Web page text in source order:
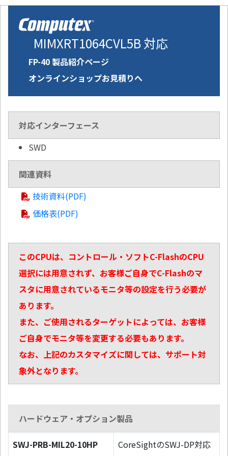
MIMXRT1064CVL5B 対応
FP-40 製品紹介ページ
オンラインショップお見積りへ
対応インターフェース
SWD
関連資料
技術資料(PDF)
価格表(PDF)
このCPUは、コントロール・ソフトC-FlashのCPU
選択には用意されず、お客様ご自身でC-Flashのマ
スタに用意されているモニタ等の設定を行う必要が
あります。
また、ご使用されるターゲットによっては、お客様
ご自身でモニタ等を変更する必要もあります。
なお、上記のカスタマイズに関しては、サポート対
象外となります。
ハードウェア・オプション製品
SWJ-PRB-MIL20-10HP
CoreSightのSWJ-DP対応